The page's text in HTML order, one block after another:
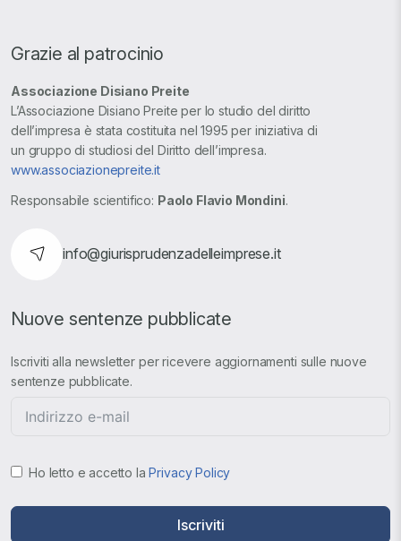
Grazie al patrocinio
Associazione Disiano Preite
L’Associazione Disiano Preite per lo studio del diritto
dell’impresa è stata costituita nel 1995 per iniziativa di
un gruppo di studiosi del Diritto dell’impresa.
www.associazionepreite.it
Responsabile scientifico: Paolo Flavio Mondini.
info@giurisprudenzadelleimprese.it
Nuove sentenze pubblicate
Iscriviti alla newsletter per ricevere aggiornamenti sulle nuove
sentenze pubblicate.
Ho letto e accetto laPrivacy Policy
Iscriviti